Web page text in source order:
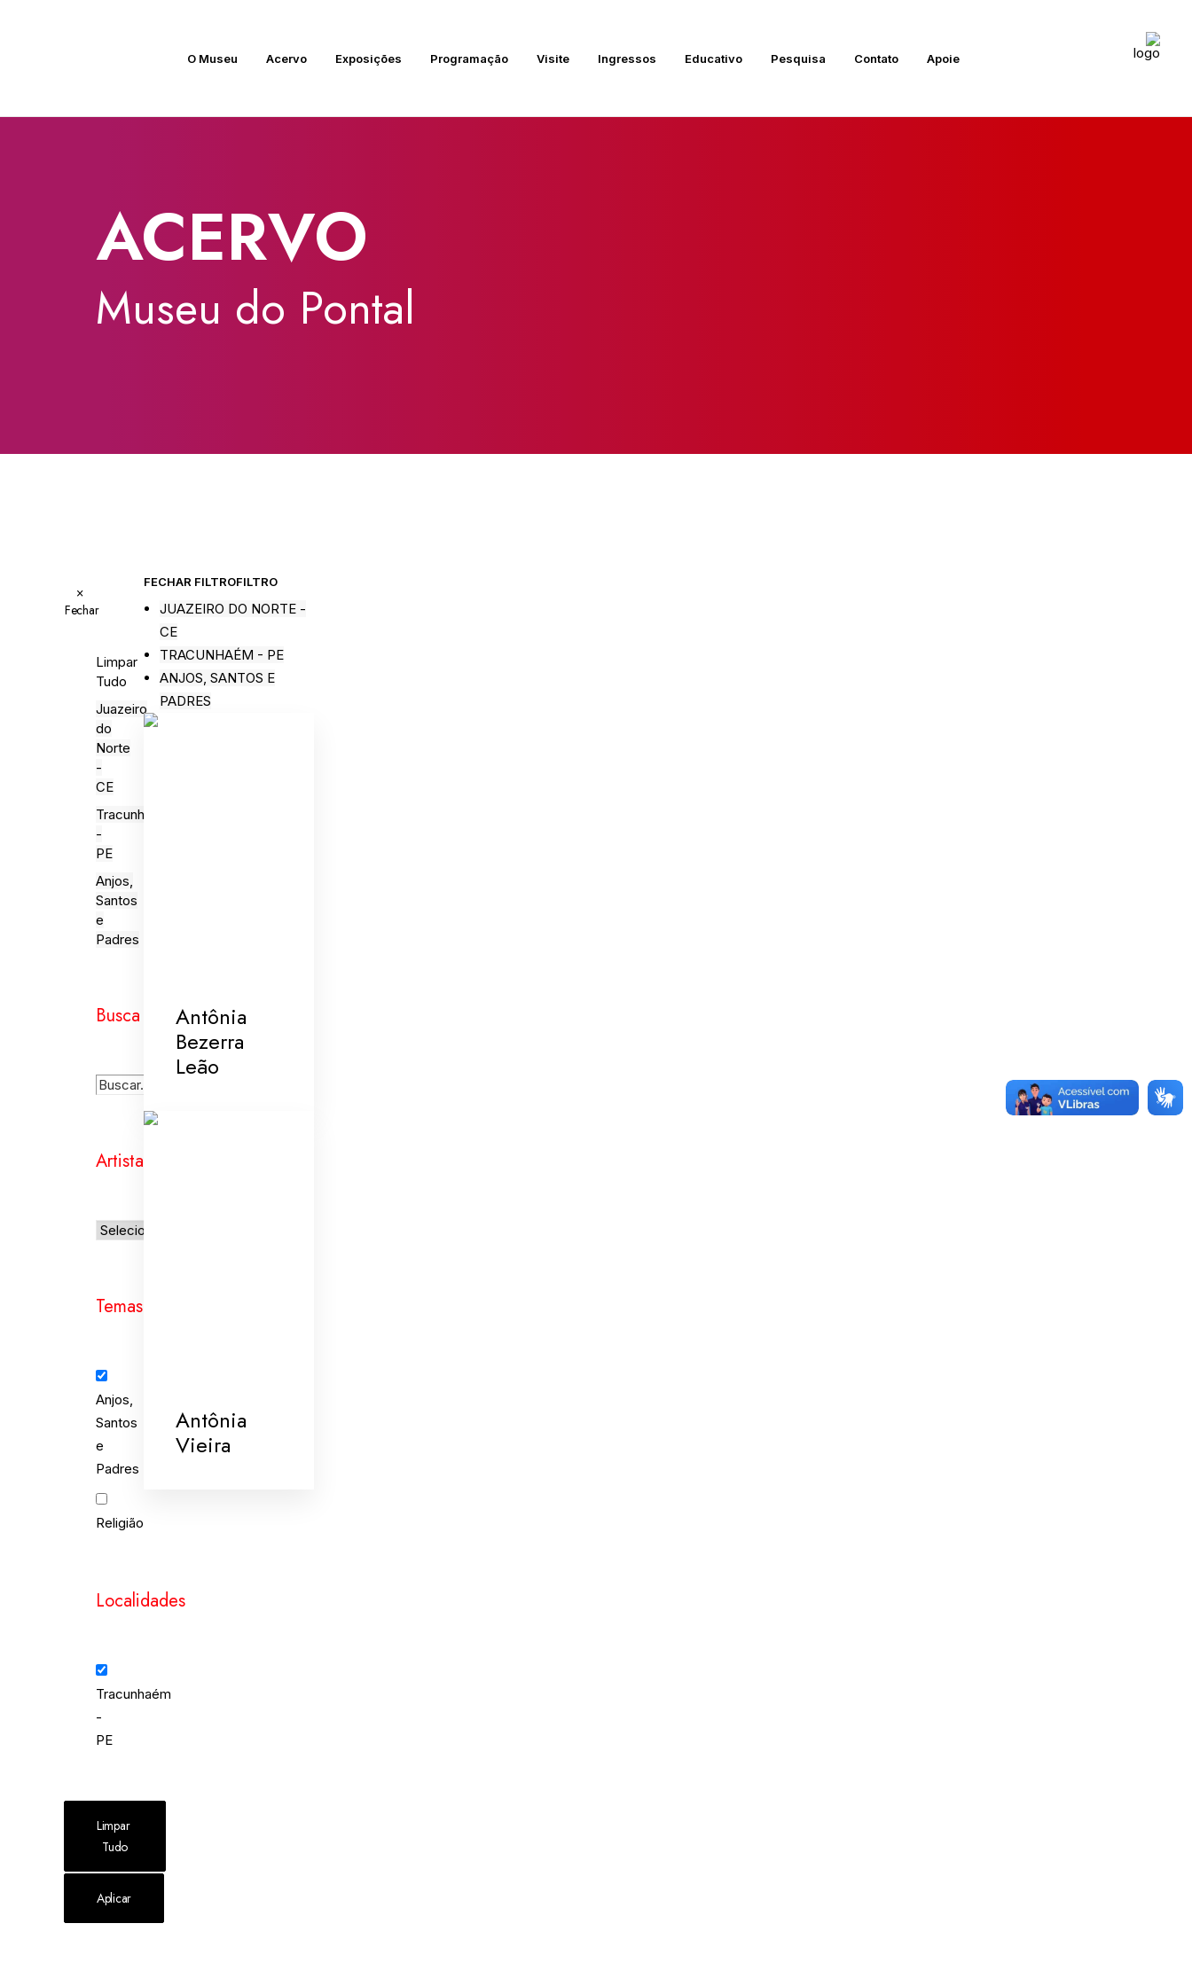
O Museu Acervo Exposições Programação Visite Ingressos Educativo Pesquisa Contato Apoie
ACERVO
Museu do Pontal
×
Fechar
Limpar
Tudo
Juazeiro
do
Norte
-
CE
Tracunhaém
-
PE
Anjos,
Santos
e
Padres
Busca
Artistas
Temas
Anjos,
Santos
e
Padres
Religião
Localidades
Tracunhaém
-
PE
Limpar
Tudo
Aplicar
FECHAR FILTROFILTRO
JUAZEIRO DO NORTE -
CE
TRACUNHAÉM - PE
ANJOS, SANTOS E
PADRES
Antônia
Bezerra
Leão
Antônia
Vieira